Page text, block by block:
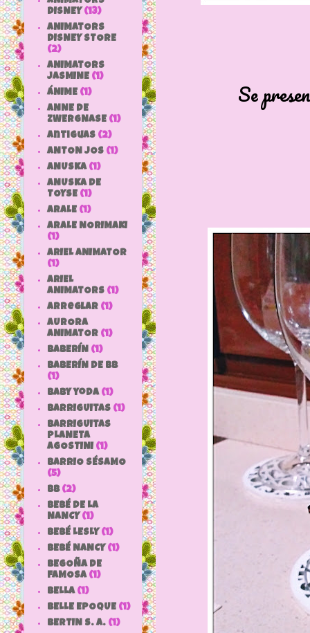
Se
DISNEY (13)
ANIMATORS
DISNEY STORE
(2)
ANIMATORS
JASMINE (1)
ÁNIME (1)
ANNE DE
ZWERGNASE (1)
antiguas (2)
ANTON JOS (1)
ANUSKA (1)
ANUSKA DE
TOYSE (1)
ARALE (1)
ARALE NORIMAKI
(1)
ARIEL ANIMATOR
(1)
ARIEL
ANIMATORS (1)
arreglar (1)
AURORA
ANIMATOR (1)
BABERÍN (1)
BABERÍN DE BB
(1)
baby yoda (1)
BARRIGUITAS (1)
BARRIGUITAS
PLANETA
AGOSTINI (1)
BARRIO SÉSAMO
(5)
bb (2)
BEBÉ DE LA
NANCY (1)
BEBÉ LESLY (1)
BEBÉ NANCY (1)
BEGOÑA DE
FAMOSA (1)
BELLA (1)
BELLE EPOQUE (1)
BERTIN S. A. (1)